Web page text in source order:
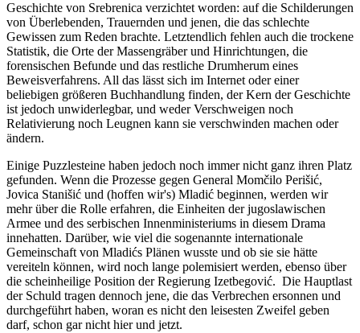
Geschichte von Srebrenica verzichtet worden: auf die Schilderungen
von Überlebenden, Trauernden und jenen, die das schlechte
Gewissen zum Reden brachte. Letztendlich fehlen auch die trockene
Statistik, die Orte der Massengräber und Hinrichtungen, die
forensischen Befunde und das restliche Drumherum eines
Beweisverfahrens. All das lässt sich im Internet oder einer
beliebigen größeren Buchhandlung finden, der Kern der Geschichte
ist jedoch unwiderlegbar, und weder Verschweigen noch
Relativierung noch Leugnen kann sie verschwinden machen oder
ändern.
Einige Puzzlesteine haben jedoch noch immer nicht ganz ihren Platz
gefunden. Wenn die Prozesse gegen General Momčilo Perišić,
Jovica Stanišić und (hoffen wir's) Mladić beginnen, werden wir
mehr über die Rolle erfahren, die Einheiten der jugoslawischen
Armee und des serbischen Innenministeriums in diesem Drama
innehatten. Darüber, wie viel die sogenannte internationale
Gemeinschaft von Mladićs Plänen wusste und ob sie sie hätte
vereiteln können, wird noch lange polemisiert werden, ebenso über
die scheinheilige Position der Regierung Izetbegović. Die Hauptlast
der Schuld tragen dennoch jene, die das Verbrechen ersonnen und
durchgeführt haben, woran es nicht den leisesten Zweifel geben
darf, schon gar nicht hier und jetzt.